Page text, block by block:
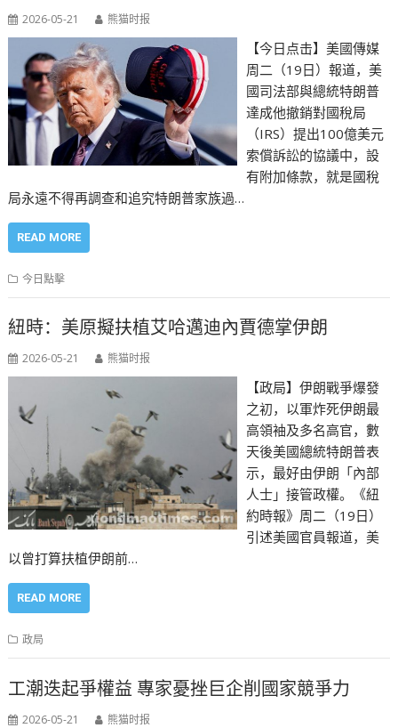
2026-05-21 熊猫时报
【今日点击】美國傳媒
周二（19日）報道，美
國司法部與總統特朗普
達成他撤銷對國稅局
（IRS）提出100億美元
索償訴訟的協議中，設
有附加條款，就是國稅
局永遠不得再調查和追究特朗普家族過…
READ MORE
今日點擊
紐時：美原擬扶植艾哈邁迪內賈德掌伊朗
2026-05-21 熊猫时报
【政局】伊朗戰爭爆發
之初，以軍炸死伊朗最
高領袖及多名高官，數
天後美國總統特朗普表
示，最好由伊朗「內部
人士」接管政權。《紐
約時報》周二（19日）
引述美國官員報道，美
以曾打算扶植伊朗前…
READ MORE
政局
工潮迭起爭權益 專家憂挫巨企削國家競爭力
2026-05-21 熊猫时报